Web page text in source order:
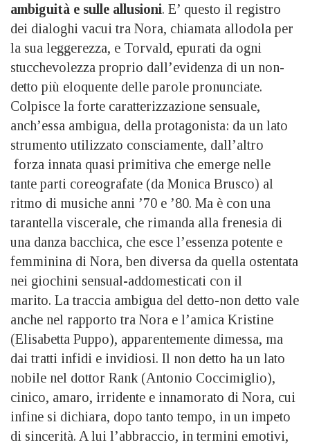
ambiguità e sulle allusioni. E’ questo il registro
dei dialoghi vacui tra Nora, chiamata allodola per
la sua leggerezza, e Torvald, epurati da ogni
stucchevolezza proprio dall’evidenza di un non-
detto più eloquente delle parole pronunciate.
Colpisce la forte caratterizzazione sensuale,
anch’essa ambigua, della protagonista: da un lato
strumento utilizzato consciamente, dall’altro
forza innata quasi primitiva che emerge nelle
tante parti coreografate (da Monica Brusco) al
ritmo di musiche anni ’70 e ’80. Ma è con una
tarantella viscerale, che rimanda alla frenesia di
una danza bacchica, che esce l’essenza potente e
femminina di Nora, ben diversa da quella ostentata
nei giochini sensual-addomesticati con il
marito. La traccia ambigua del detto-non detto vale
anche nel rapporto tra Nora e l’amica Kristine
(Elisabetta Puppo), apparentemente dimessa, ma
dai tratti infidi e invidiosi. Il non detto ha un lato
nobile nel dottor Rank (Antonio Coccimiglio),
cinico, amaro, irridente e innamorato di Nora, cui
infine si dichiara, dopo tanto tempo, in un impeto
di sincerità. A lui l’abbraccio, in termini emotivi,